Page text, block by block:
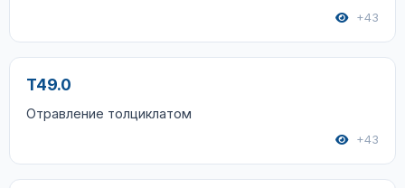
+43
T49.0
Отравление толциклатом
+43